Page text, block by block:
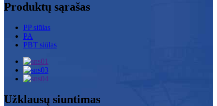
Produktų sąrašas
PP siūlas
PA
PBT siūlas
Užklausų siuntimas